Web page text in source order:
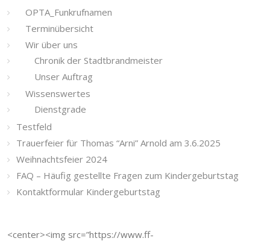
OPTA_Funkrufnamen
Terminübersicht
Wir über uns
Chronik der Stadtbrandmeister
Unser Auftrag
Wissenswertes
Dienstgrade
Testfeld
Trauerfeier für Thomas “Arni” Arnold am 3.6.2025
Weihnachtsfeier 2024
FAQ – Häufig gestellte Fragen zum Kindergeburtstag
Kontaktformular Kindergeburtstag
<center><img src=”https://www.ff-